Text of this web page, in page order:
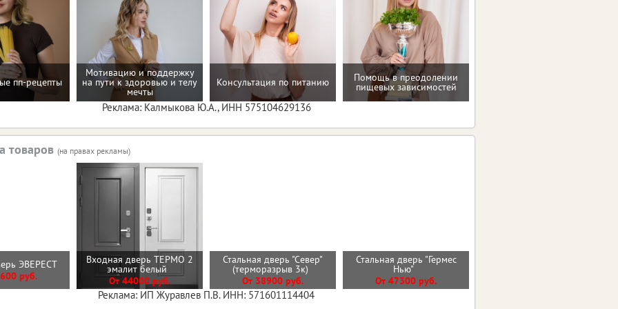
пп-рецепты
Мотивацию и поддержку
на пути к здоровью и телу
мечты
Консультация по питанию Помощь в преодолении
пищевых зависимостей
Реклама: Калмыкова Ю.А., ИНН 575104629136
товаров (на правах рекламы)
ЭВЕРЕСТ
руб.
Входная дверь ТЕРМО 2
эмалит белый
От 44000 руб.
Стальная дверь "Север"
(терморазрыв 3к)
От 38900 руб.
Стальная дверь "Гермес
Нью"
От 47300 руб.
Реклама: ИП Журавлев П.В. ИНН: 571601114404